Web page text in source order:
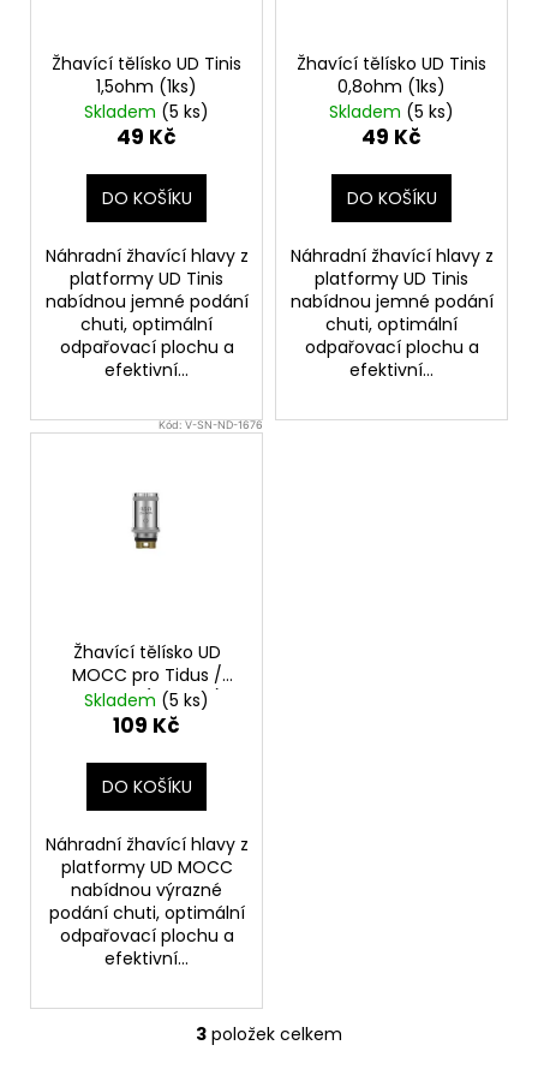
Žhavící tělísko UD Tinis
1,5ohm (1ks)
Skladem (5 ks)
49 Kč
DO KOŠÍKU
Náhradní žhavící hlavy z
platformy UD Tinis
nabídnou jemné podání
chuti, optimální
odpařovací plochu a
efektivní...
Žhavící tělísko UD Tinis
0,8ohm (1ks)
Skladem (5 ks)
49 Kč
DO KOŠÍKU
Náhradní žhavící hlavy z
platformy UD Tinis
nabídnou jemné podání
chuti, optimální
odpařovací plochu a
efektivní...
Kód:V-SN-ND-1676
Žhavící tělísko UD
MOCC pro Tidus /
Mesmer (0,5ohm)
(1ks)
Skladem (5 ks)
109 Kč
DO KOŠÍKU
Náhradní žhavící hlavy z
platformy UD MOCC
nabídnou výrazné
podání chuti, optimální
odpařovací plochu a
efektivní...
O
3 položek celkem